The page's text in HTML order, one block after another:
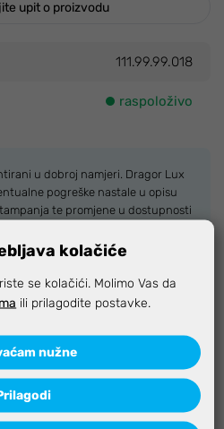
upit o proizvodu
111.99.99.018
raspoloživo
u dobroj namjeri. Dragor Lux
pogreške nastale u opisu
te promjene u dostupnosti
Za sve eventualne nejasnoće
na
kolačiće
se kolačići. Molimo Vas da
ili prilagodite postavke.
nužne